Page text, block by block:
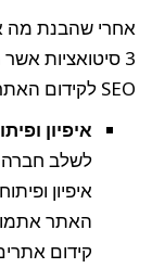
אחרי שהבנת מה
3 סיטואציות
SEO לקידום האתר בתוצאות הרגילות של מנועי החיפוש :
איפיון
לשלב חברה
איפיון
האתר
קידום